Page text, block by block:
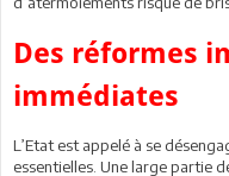
Des réformes
immédiates
L’Etat est appelé à se
essentielles. Une large partie